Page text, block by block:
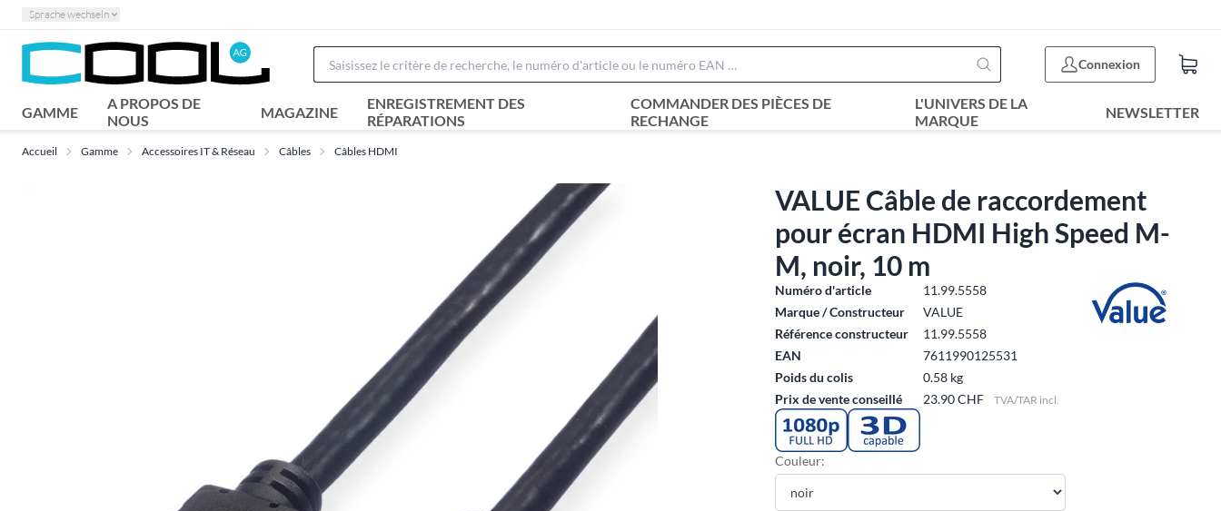
Sprache wechseln
Connexion
GAMME
A PROPOS DE
NOUS
MAGAZINE
ENREGISTREMENT DES
RÉPARATIONS
COMMANDER DES PIÈCES DE
RECHANGE
L'UNIVERS DE LA
MARQUE
NEWSLETTER
Accueil Gamme Accessoires IT & Réseau Câbles Câbles HDMI
VALUE Câble de raccordement
pour écran HDMI High Speed M-
M, noir, 10 m
Numéro d'article
11.99.5558
Marque / Constructeur
VALUE
Référence constructeur
11.99.5558
EAN
7611990125531
Poids du colis
0.58 kg
Prix de vente conseillé
23.90 CHF TVA/TAR incl.
Couleur: